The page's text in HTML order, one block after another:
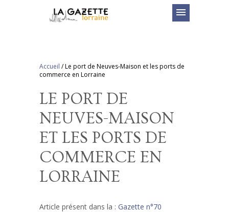
menu
Accueil /Le port de Neuves-Maison et les ports de
commerce en Lorraine
LE PORT DE
NEUVES-MAISON
ET LES PORTS DE
COMMERCE EN
LORRAINE
Article présent dans la : Gazette n°70